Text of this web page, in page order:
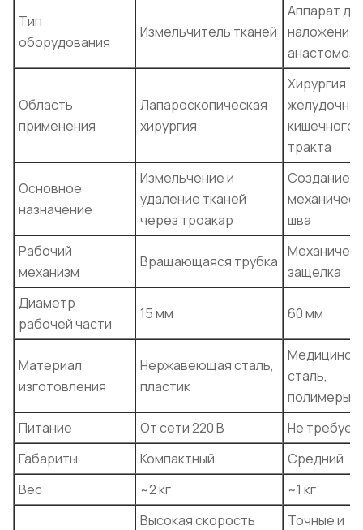
Тип
оборудования
Измельчитель тканей
Аппарат
наложения
Область
применения
Лапароскопическая
хирургия
Хирургия
желудочно-
кишечного
тракта
Основное
назначение
Измельчение и
удаление тканей
через троакар
Создание
шва
Рабочий
механизм
Вращающаяся трубка
защелка
Диаметр
рабочей части
15 мм 60 мм
Материал
изготовления
Нержавеющая сталь,
пластик
сталь,
полимеры
Питание
От сети 220 В
Не
Габариты
Компактный
Средний
Вес
~2 кг ~1 кг
Высокая скорость
Точные и